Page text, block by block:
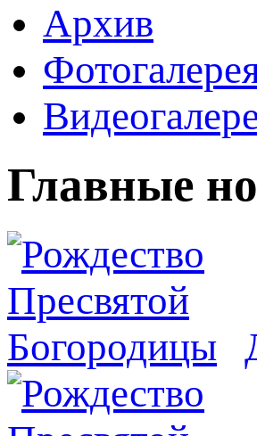
Архив
Главные